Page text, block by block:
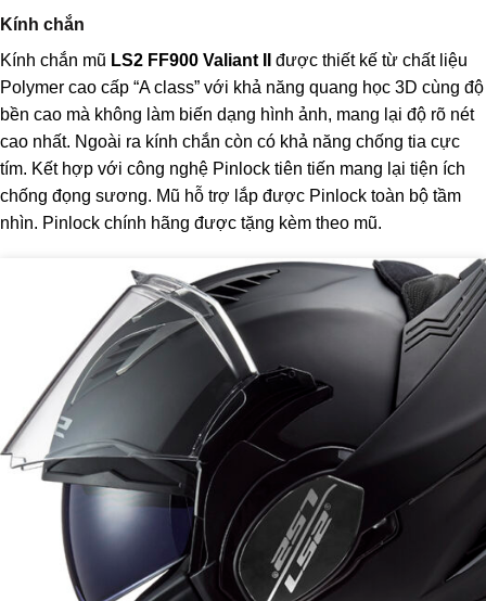
Kính chắn
Kính chắn mũ LS2 FF900 Valiant II
được thiết kế từ chất liệu
Polymer cao cấp “A class” với khả năng quang học 3D cùng độ
bền cao mà không làm biến dạng hình ảnh, mang lại độ rõ nét
cao nhất. Ngoài ra kính chắn còn có khả năng chống tia cực
tím. Kết hợp với công nghệ Pinlock tiên tiến mang lại tiện ích
chống đọng sương. Mũ hỗ trợ lắp được Pinlock toàn bộ tầm
nhìn. Pinlock chính hãng được tặng kèm theo mũ.